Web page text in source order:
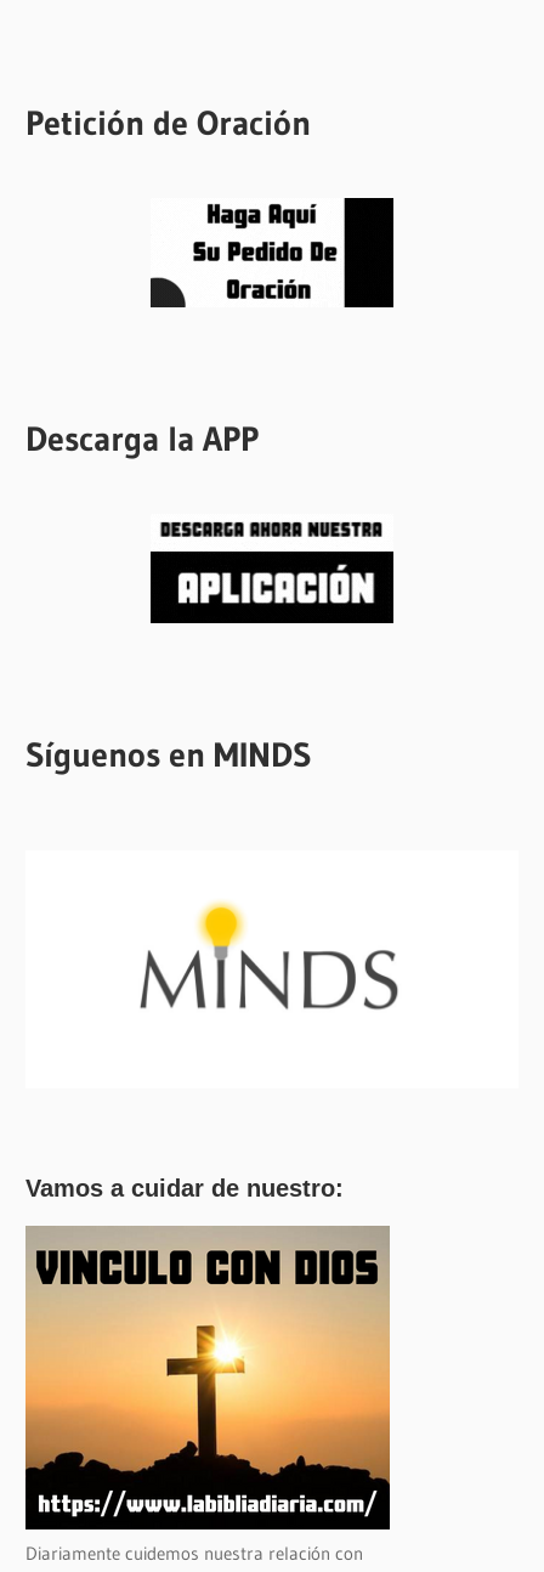
Petición de Oración
Descarga la APP
Síguenos en MINDS
Vamos a cuidar de nuestro:
Diariamente cuidemos nuestra relación con